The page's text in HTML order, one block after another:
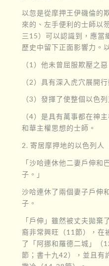
以忽是從摩押王伊磯倫的
來的、左手便利的士師以
三15）可以認識到，應當
歷史中留下正面影響力。
（1）他未曾屈服欺壓之
（2）具有深入虎穴展開
（3）發揮了使整個以色
（4）是具有萬事都在神
和華主權思想的士師。
2. 寄居摩押地的以色列人
「沙哈連休他二妻戶伸和
子。」
沙哈連休了兩個妻子戶伸
子。
「戶伸」雖然被丈夫拋棄
裔非常興旺（11節），在
了「阿挪和羅德二城」（
節；書十九42），並且有